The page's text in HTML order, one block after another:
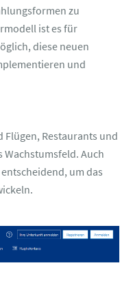
zu
ist es für
diese neuen
und
Flügen, Restaurants und
Wachstumsfeld. Auch
um das